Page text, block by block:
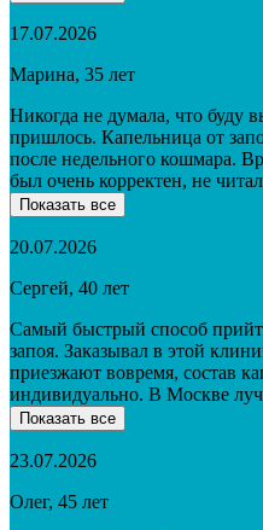
17.07.2026
Марина, 35 лет
Никогда не думала, что буду
пришлось. Капельница от
после недельного кошмара.
был очень корректен, не
Показать все
20.07.2026
Сергей, 40 лет
Самый быстрый способ
запоя. Заказывал в этой
приезжают вовремя, состав
индивидуально. В Москве
Показать все
23.07.2026
Олег, 45 лет